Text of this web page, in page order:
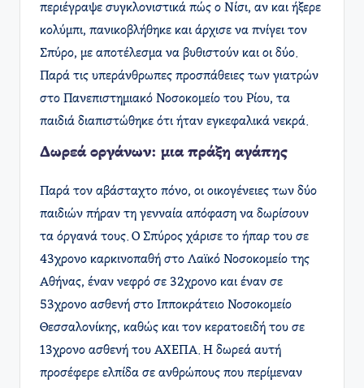
περιέγραψε συγκλονιστικά πώς ο Νίσι, αν και ήξερε
κολύμπι, πανικοβλήθηκε και άρχισε να πνίγει τον
Σπύρο, με αποτέλεσμα να βυθιστούν και οι δύο.
Παρά τις υπεράνθρωπες προσπάθειες των γιατρών
στο Πανεπιστημιακό Νοσοκομείο του Ρίου, τα
παιδιά διαπιστώθηκε ότι ήταν εγκεφαλικά νεκρά.
Δωρεά οργάνων: μια πράξη αγάπης
Παρά τον αβάσταχτο πόνο, οι οικογένειες των δύο
παιδιών πήραν τη γενναία απόφαση να δωρίσουν
τα όργανά τους. Ο Σπύρος χάρισε το ήπαρ του σε
43χρονο καρκινοπαθή στο Λαϊκό Νοσοκομείο της
Αθήνας, έναν νεφρό σε 32χρονο και έναν σε
53χρονο ασθενή στο Ιπποκράτειο Νοσοκομείο
Θεσσαλονίκης, καθώς και τον κερατοειδή του σε
13χρονο ασθενή του ΑΧΕΠΑ. Η δωρεά αυτή
προσέφερε ελπίδα σε ανθρώπους που περίμεναν